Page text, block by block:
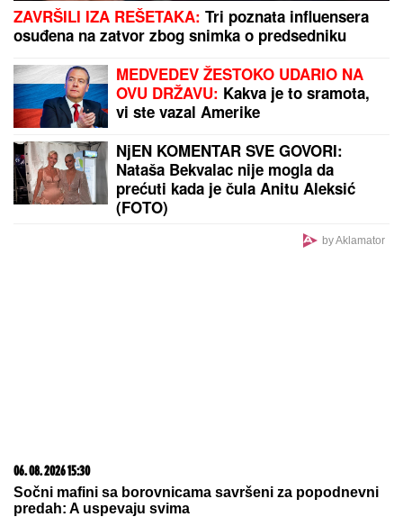
ZAVRŠILI IZA REŠETAKA: Tri poznata influensera
osuđena na zatvor zbog snimka o predsedniku
MEDVEDEV ŽESTOKO UDARIO NA
OVU DRŽAVU: Kakva je to sramota,
vi ste vazal Amerike
NjEN KOMENTAR SVE GOVORI:
Nataša Bekvalac nije mogla da
prećuti kada je čula Anitu Aleksić
(FOTO)
by Aklamator
06. 08. 2026 15:30
Sočni mafini sa borovnicama savršeni za popodnevni
predah: A uspevaju svima